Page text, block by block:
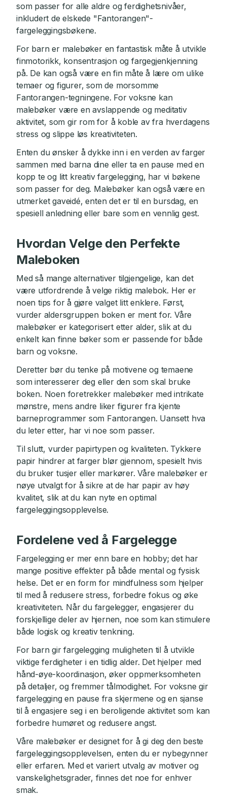
som passer for alle aldre og ferdighetsnivåer,
inkludert de elskede "Fantorangen"-
fargeleggingsbøkene.
For barn er malebøker en fantastisk måte å utvikle
finmotorikk, konsentrasjon og fargegjenkjenning
på. De kan også være en fin måte å lære om ulike
temaer og figurer, som de morsomme
Fantorangen-tegningene. For voksne kan
malebøker være en avslappende og meditativ
aktivitet, som gir rom for å koble av fra hverdagens
stress og slippe løs kreativiteten.
Enten du ønsker å dykke inn i en verden av farger
sammen med barna dine eller ta en pause med en
kopp te og litt kreativ fargelegging, har vi bøkene
som passer for deg. Malebøker kan også være en
utmerket gaveidé, enten det er til en bursdag, en
spesiell anledning eller bare som en vennlig gest.
Hvordan Velge den Perfekte
Maleboken
Med så mange alternativer tilgjengelige, kan det
være utfordrende å velge riktig malebok. Her er
noen tips for å gjøre valget litt enklere. Først,
vurder aldersgruppen boken er ment for. Våre
malebøker er kategorisert etter alder, slik at du
enkelt kan finne bøker som er passende for både
barn og voksne.
Deretter bør du tenke på motivene og temaene
som interesserer deg eller den som skal bruke
boken. Noen foretrekker malebøker med intrikate
mønstre, mens andre liker figurer fra kjente
barneprogrammer som Fantorangen. Uansett hva
du leter etter, har vi noe som passer.
Til slutt, vurder papirtypen og kvaliteten. Tykkere
papir hindrer at farger blør gjennom, spesielt hvis
du bruker tusjer eller markører. Våre malebøker er
nøye utvalgt for å sikre at de har papir av høy
kvalitet, slik at du kan nyte en optimal
fargeleggingsopplevelse.
Fordelene ved å Fargelegge
Fargelegging er mer enn bare en hobby; det har
mange positive effekter på både mental og fysisk
helse. Det er en form for mindfulness som hjelper
til med å redusere stress, forbedre fokus og øke
kreativiteten. Når du fargelegger, engasjerer du
forskjellige deler av hjernen, noe som kan stimulere
både logisk og kreativ tenkning.
For barn gir fargelegging muligheten til å utvikle
viktige ferdigheter i en tidlig alder. Det hjelper med
hånd-øye-koordinasjon, øker oppmerksomheten
på detaljer, og fremmer tålmodighet. For voksne gir
fargelegging en pause fra skjermene og en sjanse
til å engasjere seg i en beroligende aktivitet som kan
forbedre humøret og redusere angst.
Våre malebøker er designet for å gi deg den beste
fargeleggingsopplevelsen, enten du er nybegynner
eller erfaren. Med et variert utvalg av motiver og
vanskelighetsgrader, finnes det noe for enhver
smak.